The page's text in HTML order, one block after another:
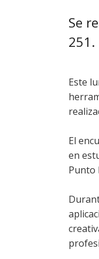
Se
251.
Este
El
en
Punto